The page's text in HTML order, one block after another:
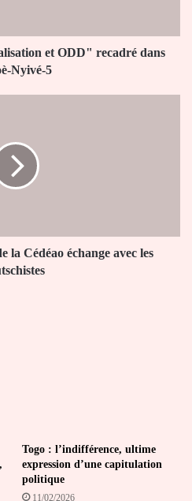
et ODD" recadré dans
Nyivé-5
la Cédéao échange avec les
Togo : l’indifférence, ultime
expression d’une capitulation
politique
11/02/2026